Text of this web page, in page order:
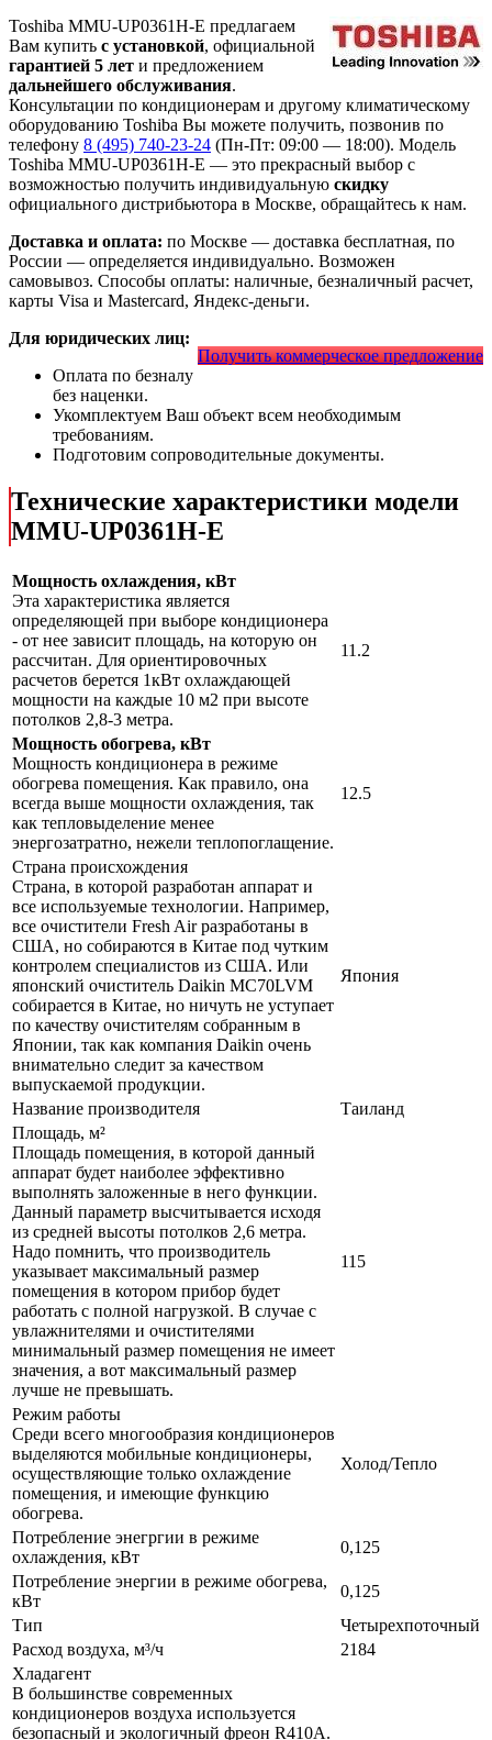
Toshiba MMU-UP0361H-E предлагаем
Вам купить с установкой, официальной
гарантией 5 лет и предложением
дальнейшего обслуживания.
Консультации по кондиционерам и другому климатическому
оборудованию Toshiba Вы можете получить, позвонив по
телефону 8 (495) 740-23-24 (Пн-Пт: 09:00 — 18:00). Модель
Toshiba MMU-UP0361H-E — это прекрасный выбор с
возможностью получить индивидуальную скидку
официального дистрибьютора в Москве, обращайтесь к нам.
Доставка и оплата: по Москве — доставка бесплатная, по
России — определяется индивидуально. Возможен
самовывоз. Способы оплаты: наличные, безналичный расчет,
карты Visa и Mastercard, Яндекс-деньги.
Получить коммерческое предложение
Для юридических лиц:
Оплата по безналу
без наценки.
Укомплектуем Ваш объект всем необходимым
требованиям.
Подготовим сопроводительные документы.
Технические характеристики модели
MMU-UP0361H-E
Мощность охлаждения, кВт
Эта характеристика является
определяющей при выборе кондиционера
- от нее зависит площадь, на которую он
рассчитан. Для ориентировочных
расчетов берется 1кВт охлаждающей
мощности на каждые 10 м2 при высоте
потолков 2,8-3 метра.
11.2
Мощность обогрева, кВт
Мощность кондиционера в режиме
обогрева помещения. Как правило, она
всегда выше мощности охлаждения, так
как тепловыделение менее
энергозатратно, нежели теплопоглащение.
12.5
Страна происхождения
Страна, в которой разработан аппарат и
все используемые технологии. Например,
все очистители Fresh Air разработаны в
США, но собираются в Китае под чутким
контролем специалистов из США. Или
японский очиститель Daikin MC70LVM
собирается в Китае, но ничуть не уступает
по качеству очистителям собранным в
Японии, так как компания Daikin очень
внимательно следит за качеством
выпускаемой продукции.
Япония
Название производителя
Таиланд
Площадь, м²
Площадь помещения, в которой данный
аппарат будет наиболее эффективно
выполнять заложенные в него функции.
Данный параметр высчитывается исходя
из средней высоты потолков 2,6 метра.
Надо помнить, что производитель
указывает максимальный размер
помещения в котором прибор будет
работать с полной нагрузкой. В случае с
увлажнителями и очистителями
минимальный размер помещения не имеет
значения, а вот максимальный размер
лучше не превышать.
115
Режим работы
Среди всего многообразия кондиционеров
выделяются мобильные кондиционеры,
осуществляющие только охлаждение
помещения, и имеющие функцию
обогрева.
Холод/Тепло
Потребление энегргии в режиме
охлаждения, кВт
0,125
Потребление энергии в режиме обогрева,
кВт
0,125
Тип
Четырехпоточный
Расход воздуха, м³/ч
2184
Хладагент
В большинстве современных
кондиционеров воздуха используется
безопасный и экологичный фреон R410A.